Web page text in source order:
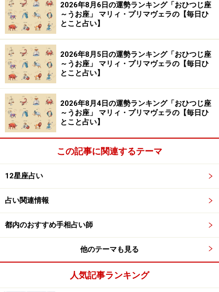
ただでさえ、運気が芳しくない上に残りの運まで吸い取
られてはたまりません（笑）。。。
ですので、運気がいい人の中から、運をお裾分けしてく
れる相手をあらかじめ選び出しておくことが重要です。
後ほど、少し簡単な見分け方をお教えしますね。
※記事内容は執筆時点のものです。最新の内容をご確認くださ
い。
1/5 次のページへ
2026年8月6日の運勢ランキング「おひつじ座
～うお座」 マリィ・プリマヴェラの【毎日ひ
とこと占い】
2026年8月5日の運勢ランキング「おひつじ座
～うお座」 マリィ・プリマヴェラの【毎日ひ
とこと占い】
2026年8月4日の運勢ランキング「おひつじ座
～うお座」 マリィ・プリマヴェラの【毎日ひ
とこと占い】
この記事に関連するテーマ
12星座占い
占い関連情報
都内のおすすめ手相占い師
他のテーマも見る
人気記事ランキング